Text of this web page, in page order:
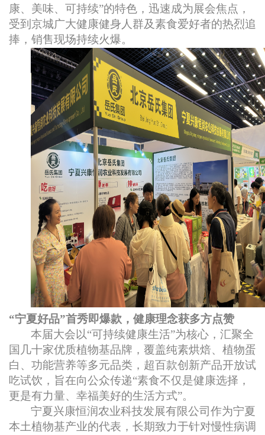
康、美味、可持续”的特色，迅速成为展会焦点，
受到京城广大健康健身人群及素食爱好者的热烈追
捧，销售现场持续火爆。
“宁夏好品”首秀即爆款，健康理念获多方点赞
本届大会以“可持续健康生活”为核心，汇聚全
国几十家优质植物基品牌，覆盖纯素烘焙、植物蛋
白、功能营养等多元品类，超百款创新产品开放试
吃试饮，旨在向公众传递“素食不仅是健康选择，
更是有力量、幸福美好的生活方式”。
宁夏兴康恒润农业科技发展有限公司作为宁夏
本土植物基产业的代表，长期致力于针对慢性病调